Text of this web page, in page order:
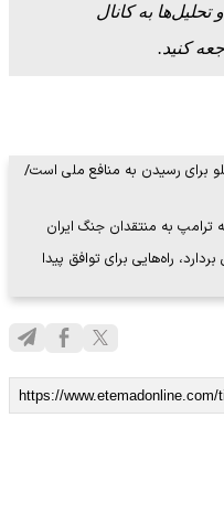
به کانال
کنید.
برای رسیدن به منافع ملی است/
به منتقدان جنگ ایران
راه‌هایی برای توافق پیدا